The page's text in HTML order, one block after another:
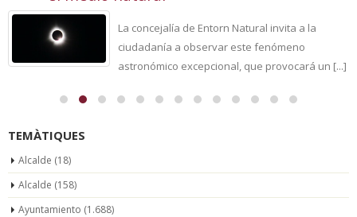
La concejalía de Entorn Natural invita a la
ciudadanía a observar este fenómeno
astronómico excepcional, que provocará un [...]
TEMÀTIQUES
Alcalde (18)
Alcalde (158)
Ayuntamiento (1.688)